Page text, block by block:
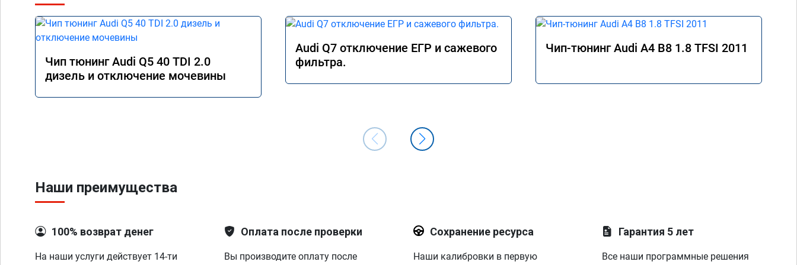
Чип тюнинг Audi Q5 40 TDI 2.0
дизель и отключение мочевины
Audi Q7 отключение ЕГР и сажевого
фильтра.
Чип-тюнинг Audi A4 B8 1.8 TFSI 2011
Наши преимущества
100% возврат денег
На наши услуги действует 14-ти
Оплата после проверки
Вы производите оплату после
Сохранение ресурса
Наши калибровки в первую
Гарантия 5 лет
Все наши программные решения